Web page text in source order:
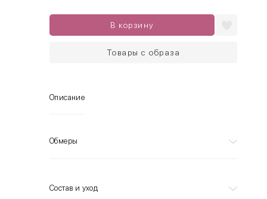
В корзину
Товары с образа
Описание
Обмеры
Состав и уход